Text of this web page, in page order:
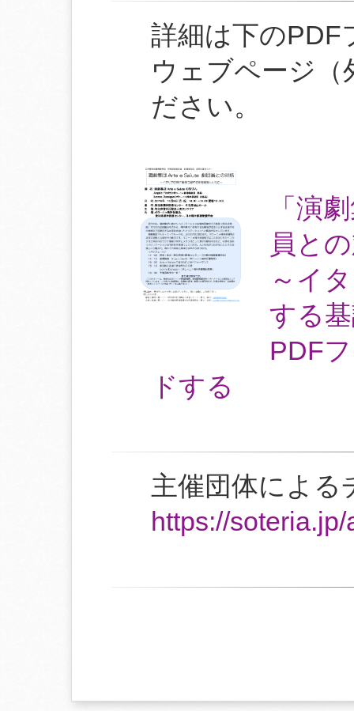
詳細は下のPDF
ウェブページ
ださい。
「演
員と
～イ
する
PDF
ドする
主催団体による
https://